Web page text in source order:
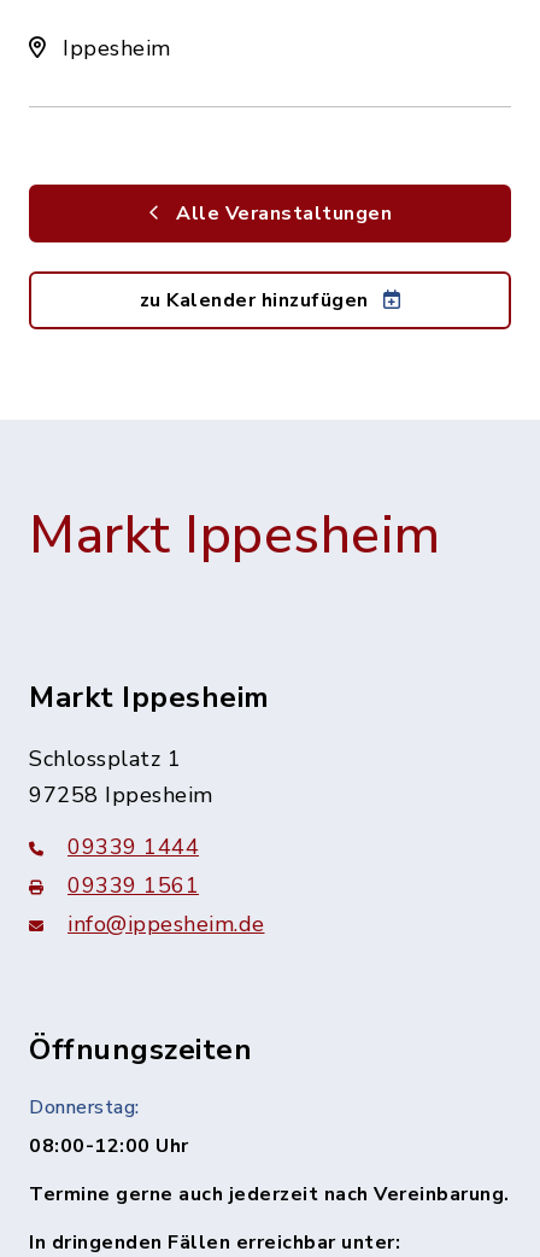
Ippesheim
Alle Veranstaltungen
zu Kalender hinzufügen
Markt Ippesheim
Markt Ippesheim
Schlossplatz 1
97258 Ippesheim
09339 1444
09339 1561
info@ippesheim.de
Öffnungszeiten
Donnerstag:
08:00-12:00 Uhr
Termine gerne auch jederzeit nach Vereinbarung.
In dringenden Fällen erreichbar unter: